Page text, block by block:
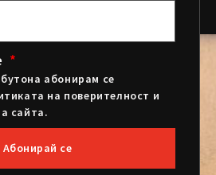
абонирам се
на поверителност и
сайта.
Абонирай се